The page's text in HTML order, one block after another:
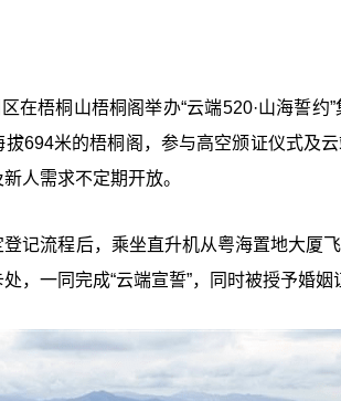
在梧桐山梧桐阁举办“云端520·山海誓
694米的梧桐阁，参与高空颁证仪式及
人需求不定期开放。
记流程后，乘坐直升机从粤海置地大厦
，一同完成“云端宣誓”，同时被授予婚